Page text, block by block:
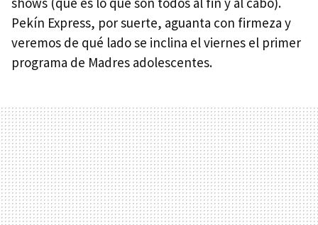
Pekín Express, por suerte, aguanta con firmeza y
veremos de qué lado se inclina el viernes el primer
programa de Madres adolescentes.